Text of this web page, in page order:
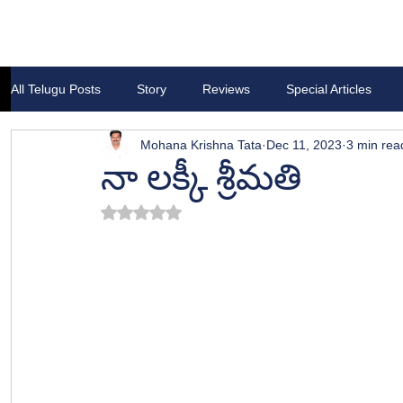
All Telugu Posts Story Reviews Special Articles
నా లక్కీ శ్రీమతి
Mohana Krishna Tata Dec 11, 2023 3 min
Rated NaN out of 5 stars.